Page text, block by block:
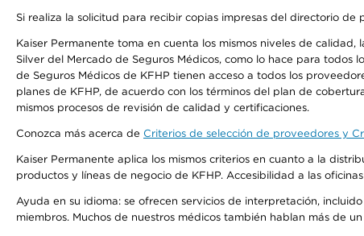
Si realiza la solicitud para recibir copias impresas del directorio
Kaiser Permanente toma en cuenta los mismos niveles de
Silver del Mercado de Seguros Médicos, como lo hace para todos
de Seguros Médicos de KFHP tienen acceso a todos los
planes de KFHP, de acuerdo con los términos del plan de
mismos procesos de revisión de calidad y certificaciones.
Conozca más acerca de Criterios de selección de proveedores y
Kaiser Permanente aplica los mismos criterios en cuanto a la
productos y líneas de negocio de KFHP. Accesibilidad a las
Ayuda en su idioma: se ofrecen servicios de interpretación,
miembros. Muchos de nuestros médicos también hablan más de